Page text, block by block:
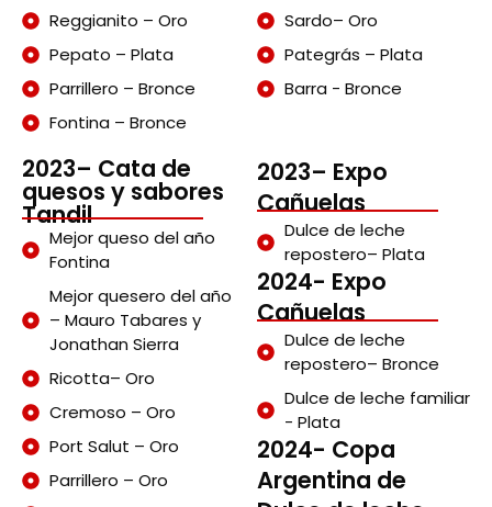
Reggianito – Oro
Pepato – Plata
Parrillero – Bronce
Fontina – Bronce
Sardo– Oro
Pategrás – Plata
Barra - Bronce
2023– Cata de
quesos y sabores
Tandil
Mejor queso del año
Fontina
Mejor quesero del año
– Mauro Tabares y
Jonathan Sierra
Ricotta– Oro
Cremoso – Oro
Port Salut – Oro
Parrillero – Oro
2023– Expo
Cañuelas
Dulce de leche
repostero– Plata
2024- Expo
Cañuelas
Dulce de leche
repostero– Bronce
Dulce de leche familiar
- Plata
2024- Copa
Argentina de